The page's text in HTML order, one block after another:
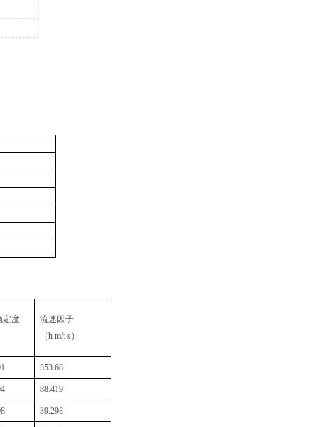
定度
流速因子
（h m/t s）
353.68
88.419
39.298